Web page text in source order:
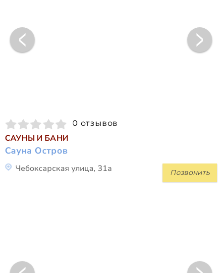
0 отзывов
САУНЫ И БАНИ
Сауна Остров
Позвонить
Чебоксарская улица, 31а